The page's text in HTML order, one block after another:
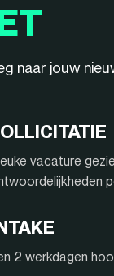
naar jouw
vacature
2 werkdagen